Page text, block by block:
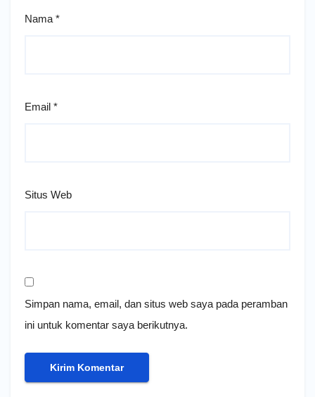
Nama *
Email *
Situs Web
Simpan nama, email, dan situs web saya pada peramban
ini untuk komentar saya berikutnya.